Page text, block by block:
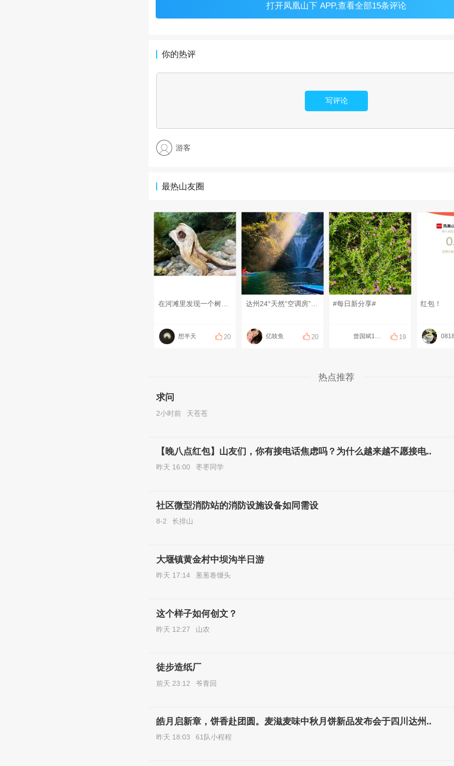
打开凤凰山下 APP,查看全部15条评论
你的热评
写评论
游客
最热山友圈
在河滩里发现一个树干，被流水雕刻成很像一只鸟儿的形状！ #每日新分享# #回忆旅居所见#
想半天 20
达州24°天然“空调房”⁉️居然在万源…… 藏在万源深山的翡翠湖泊🌿，均温24℃天然凉房，人少免费，达州周末一日游首选！ 📍定位｜万源白果乡长洞湖（花萼山保护区） 🎫花销｜大门免费🆓，竹筏30r/人（40分钟），停车免费🅿️ ⏰时段｜6-9月避暑玩水，10月彩林出片，建议游玩4-6h 🚗交通指南 ▫️自驾首选🚙 达州城区全程约3h，轿车畅通，沿途山林绿意满满，路上随手出片 ▫️无车党🚌 达州南站大巴到万源，拼车往返50r直达景区 📸五大封神机位 1. 湖面竹筏🚣‍♀️ 封面同款！碧绿湖水搭配峡谷悬崖，浅色系长裙+草帽，原图直出无滤镜 2. 大坝瀑布💦 巨型水帘扑面而来，水雾降温，仰拍山水氛围感直接拉满 3. 悬空吊桥🌉 羊跳岩吊桥横跨湖面，走起来微微晃动，动态抓拍超有故事感 4. 仙人溶洞🪨 崖壁天然石洞+香炉奇石，徒步小众点位，几乎没有游客 5. 湖边浅滩🏖️ 清透浅绿水滩，踩水野餐两不误，亲子游玩超治愈 🎐园内游玩项目 ✔️竹筏泛舟峡谷，吹清凉山风赏两岸绝壁 ✔️环湖轻徒步，密林遮阳，沿路偶遇迷你溪流瀑布 ✔️浅滩踩水消暑，夏日降温神器 ✔️航拍高空取景，整片山水画卷尽收眼底 🍛山下农家特色菜 ▫️旧院黑鸡汤🐔万源富硒特产，汤汁鲜润，避暑必点 ▫️柏香熏腊肉🥓本地土猪熏制，腊香浓郁超下饭 ▫️神仙豆腐🥗树叶手工制作，凉拌清爽解腻 ▫️山野时蔬+富硒豆花，人均50吃到满足 👒穿搭&出行装备 穿搭推荐：白/浅蓝长裙、森系棉麻，搭配草帽编织包超出片 必带清单🧾 ▪️薄外套🧥山里温差大，早晚微凉 ▪️防滑溯溪鞋🩴踩水、走步道专用 ▪️防晒套装：帽子、墨镜、高倍防晒霜 ▪️驱蚊喷雾🦟山林蚊虫超多 ▪️零食、矿泉水、野餐垫🥪湖边商铺极少 ▪️充电宝、相机、无人机 💡避坑实用Tips 1. 上午10点前到！光线柔和游客少，下午人流量上涨 2. 竹筏多人拼船性价比更高，单人也可单独乘船 3. 上山弯道多，自驾减速慢行，留意会车 4. 仅浅滩可踩水，深水区域禁止下水游泳 5. 自带露营装备能河滩过夜，夜晚星空绝美✨ 6. 补给提前备齐，景区内部便利店稀少 🗺一日游路线 达州出发→万源休整午餐→长洞湖 竹筏游湖→打卡瀑布吊桥→湖边野餐踩水→返程 #达州周边游 #万源长洞湖 #川东避暑胜地#达州一日游 #小众玩水地#周末去哪儿
亿吱鱼 20
#每日新分享#
曾国斌1314 19
红包！
热点推荐
求问
2小时前 天苍苍
【晚八点红包】山友们，你有接电话焦虑吗？为什么越来越不愿接电..
昨天 16:00 枣枣同学
社区微型消防站的消防设施设备如同需设
8-2 长排山
大堰镇黄金村中坝沟半日游
昨天 17:14 葱葱卷馒头
这个样子如何创文？
昨天 12:27 山农
徒步造纸厂
前天 23:12 爷青回
皓月启新章，饼香赴团圆。麦滋麦味中秋月饼新品发布会于四川达州..
昨天 18:03 61队小程程